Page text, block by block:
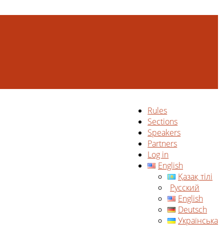
Rules
Sections
Speakers
Partners
Log in
English
Қазақ тілі
Русский
English
Deutsch
Українська